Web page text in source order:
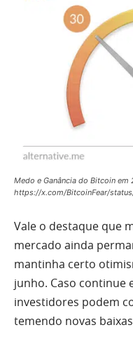
Medo e Ganância do Bitcoin
https://x.com/BitcoinFear/
Vale o destaque que
mercado ainda
mantinha certo
junho. Caso continue
investidores podem
temendo novas